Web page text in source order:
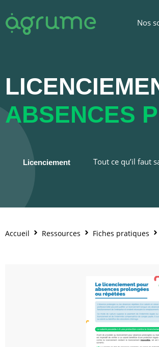
Nos
ABSENCES
Licenciement Tout ce qu’il faut
Accueil Ressources Fiches pratiques